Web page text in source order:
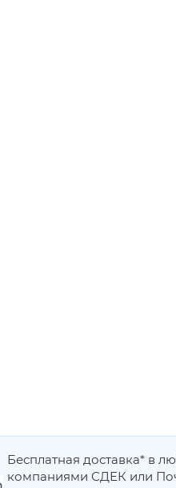
Бесплатная доставка* в
компаниями СДЕК или